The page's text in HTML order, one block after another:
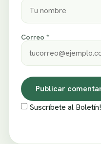
Correo *
Suscríbete al Boletín!